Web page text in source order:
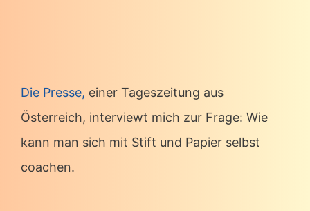
Die Presse, einer Tageszeitung aus
Österreich, interviewt mich zur Frage: Wie
kann man sich mit Stift und Papier selbst
coachen.